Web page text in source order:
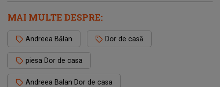
MAI MULTE DESPRE:
Andreea Bălan Dor de casă
piesa Dor de casa
Andreea Balan Dor de casa